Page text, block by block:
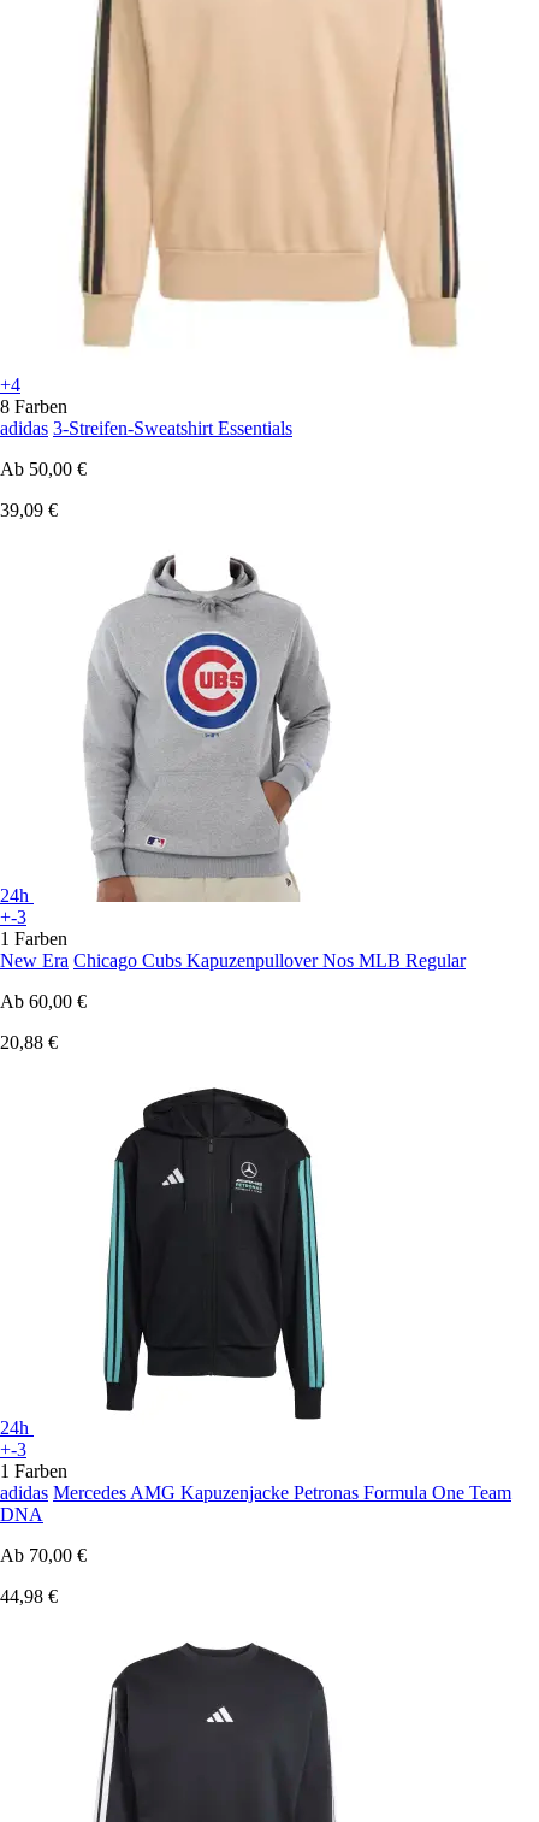
+4
8 Farben
adidas 3-Streifen-Sweatshirt Essentials
Ab 50,00 €
39,09 €
24h
+-3
1 Farben
New Era Chicago Cubs Kapuzenpullover Nos MLB Regular
Ab 60,00 €
20,88 €
24h
+-3
1 Farben
adidas Mercedes AMG Kapuzenjacke Petronas Formula One Team
DNA
Ab 70,00 €
44,98 €